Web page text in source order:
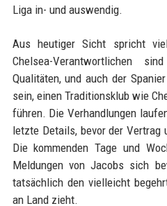
Liga in- und auswendig.
Aus heutiger Sicht spricht
Chelsea-Verantwortlichen
Qualitäten, und auch der
sein, einen Traditionsklub wie
führen. Die Verhandlungen
letzte Details, bevor der Vertrag
Die kommenden Tage und
Meldungen von Jacobs sich
tatsächlich den vielleicht
an Land zieht.